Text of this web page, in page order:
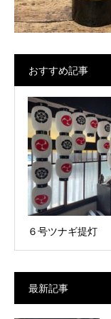
おすすめ記事
６号ツナギ提灯
最新記事